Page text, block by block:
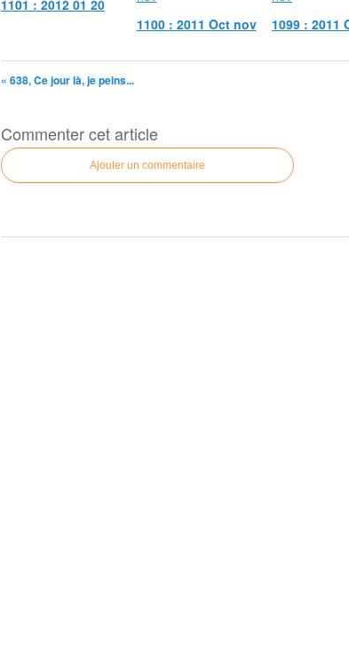
1101 : 2012 01 20
1100 : 2011 Oct nov
1099 : 2011
« 638, Ce jour là, je peins...
Commenter cet article
Ajouter un commentaire